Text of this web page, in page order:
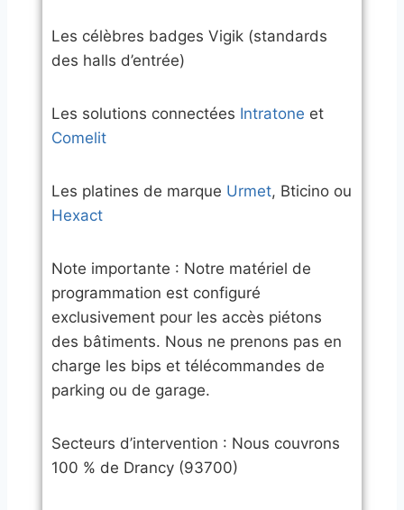
​Les célèbres badges Vigik (standards
des halls d’entrée)
​Les solutions connectées Intratone et
Comelit
​Les platines de marque Urmet, Bticino ou
Hexact
​Note importante : Notre matériel de
programmation est configuré
exclusivement pour les accès piétons
des bâtiments. Nous ne prenons pas en
charge les bips et télécommandes de
parking ou de garage.
​Secteurs d’intervention : Nous couvrons
100 % de Drancy (93700)